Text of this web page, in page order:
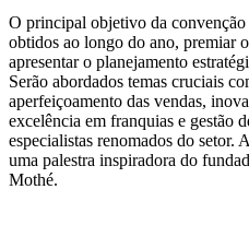
O principal objetivo da convenção
obtidos ao longo do ano, premiar
apresentar o planejamento
Serão abordados temas cruciais
aperfeiçoamento das vendas,
excelência em franquias e gestão
especialistas renomados do setor.
uma palestra inspiradora do
Mothé.